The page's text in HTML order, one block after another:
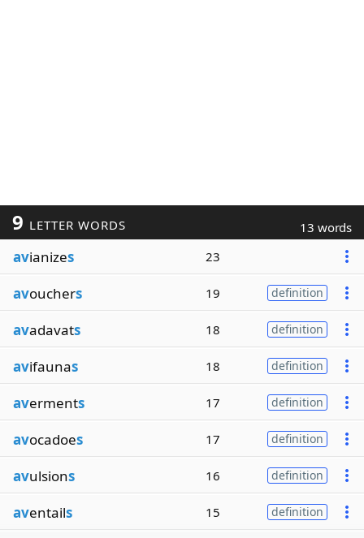
9 LETTER WORDS 13 words
avianizes 23
avouchers 19 definition
avadavats 18 definition
avifaunas 18 definition
averments 17 definition
avocadoes 17 definition
avulsions 16 definition
aventails 15 definition